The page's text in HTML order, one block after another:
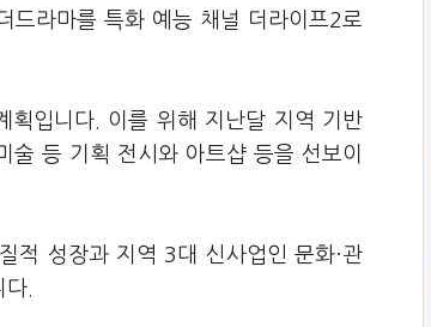
드라마를 특화 예능 채널 더라이프2로
획입니다. 이를 위해 지난달 지역 기반
술 등 기획 전시와 아트샵 등을 선보이
적 성장과 지역 3대 신사업인 문화·관
.